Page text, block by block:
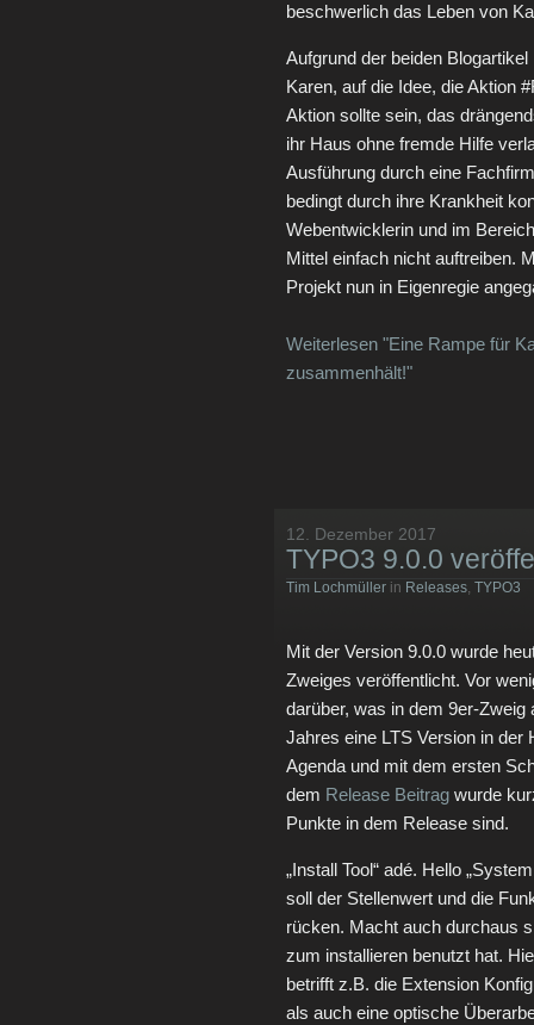
beschwerlich das Leben von
Aufgrund der beiden
Karen, auf die Idee, die Aktion
Aktion sollte sein, das
ihr Haus ohne fremde Hilfe
Ausführung durch eine
bedingt durch ihre Krankheit
Webentwicklerin und im
Mittel einfach nicht auftreiben.
Projekt nun in Eigenregie
Weiterlesen "Eine Rampe für
zusammenhält!"
12. Dezember 2017
TYPO3 9.0.0
Tim Lochmüller in Releases, TYPO3
Mit der Version 9.0.0 wurde
Zweiges veröffentlicht. Vor
darüber, was in dem 9er-
Jahres eine LTS Version in der
Agenda und mit dem ersten
dem Release Beitrag wurde
Punkte in dem Release sind.
„Install Tool“ adé. Hello
soll der Stellenwert und die
rücken. Macht auch durchaus
zum installieren benutzt hat.
betrifft z.B. die Extension
als auch eine optische